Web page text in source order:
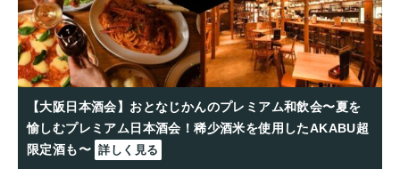
【大阪日本酒会】おとなじかんのプレミアム和飲会〜夏を
愉しむプレミアム日本酒会！稀少酒米を使用したAKABU超
限定酒も〜 詳しく見る